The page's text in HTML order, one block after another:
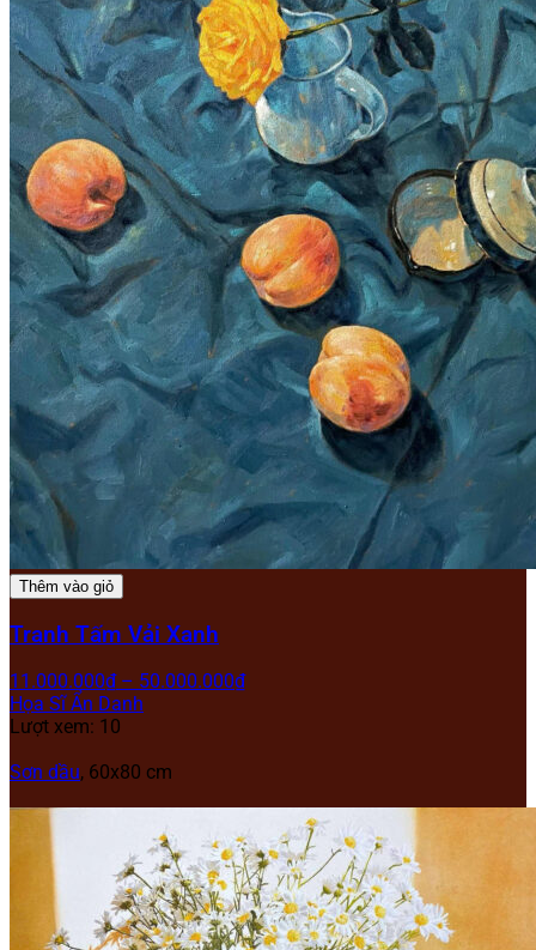
Thêm vào giỏ
Tranh Tấm Vải Xanh
11.000.000₫ – 50.000.000₫
Họa Sĩ Ẩn Danh
Lượt xem: 10
Sơn dầu, 60x80 cm